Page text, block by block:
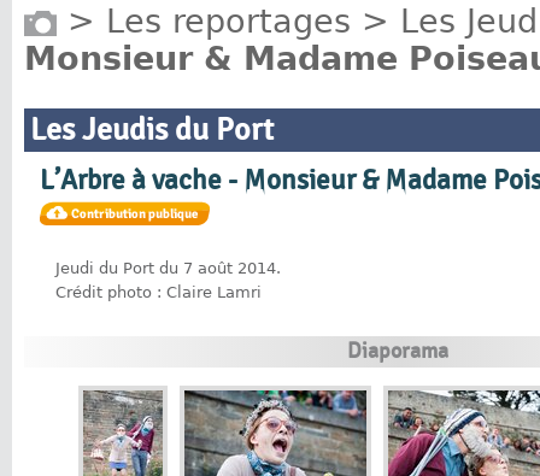
> Les reportages > Les
Monsieur & Madame
Les Jeudis du Port
L’Arbre à vache - Monsieur & Madame
Jeudi du Port du 7 août 2014.
Crédit photo : Claire Lamri
Diaporama